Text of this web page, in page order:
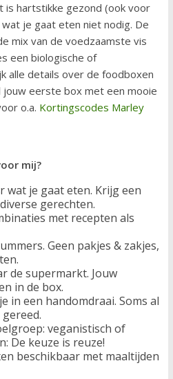
is hartstikke gezond (ook voor
je gaat eten niet nodig. De
mix van de voedzaamste vis
een biologische of
alle details over de foodboxen
jouw eerste box met een mooie
o.a. Kortingscodes Marley
mij?
wat je gaat eten. Krijg een
gerechten.
met recepten als
Geen pakjes & zakjes,
de supermarkt. Jouw
in de box.
in een handomdraai. Soms al
veganistisch of
De keuze is reuze!
beschikbaar met maaltijden